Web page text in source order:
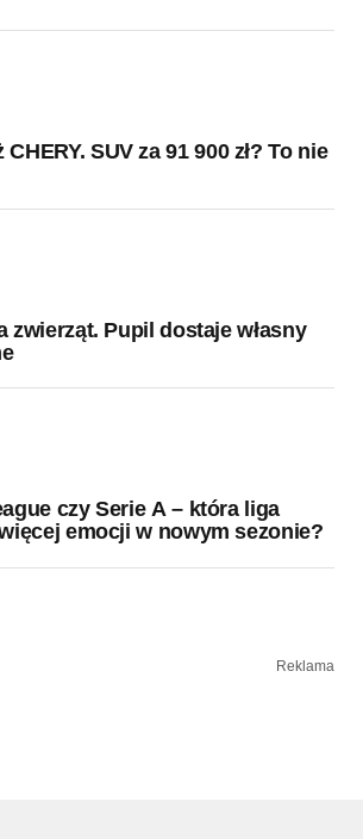
SUV za 91 900 zł? To nie
zwierząt. Pupil dostaje własny
czy Serie A – która liga
emocji w nowym sezonie?
Reklama